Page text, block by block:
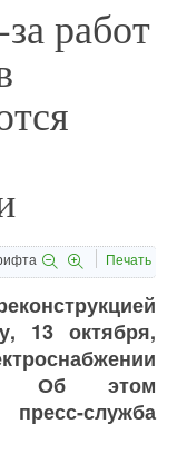
работ
Печать
13 октября,
Об этом
служба